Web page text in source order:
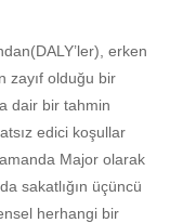
erken
zayıf olduğu bir
dair bir tahmin
edici koşullar
Major olarak
sakatlığın üçüncü
herhangi bir